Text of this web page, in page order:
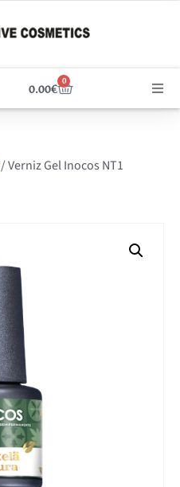
0.00€
0
/ Verniz Gel Inocos NT1